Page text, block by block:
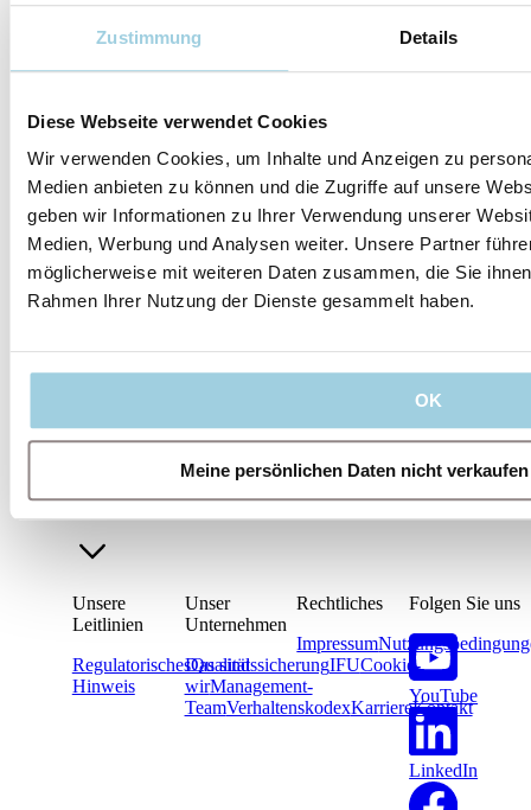
Zustimmung Details
Diese Webseite verwendet Cookies
Wir verwenden Cookies, um Inhalte und Anzeigen zu
Medien anbieten zu können und die Zugriffe auf unsere
geben wir Informationen zu Ihrer Verwendung unserer
Medien, Werbung und Analysen weiter. Unsere Partner
möglicherweise mit weiteren Daten zusammen, die Sie
Rahmen Ihrer Nutzung der Dienste gesammelt haben.
OK
Meine persönlichen Daten nicht
Unsere Leitlinien
Unser Unternehmen
Folgen Sie uns
Unsere
Leitlinien
RegulatorischesQualitätssicherungIFUCookie-
Hinweis
Unser
Unternehmen
Das sind
wirManagement-
TeamVerhaltenskodexKarriereKontakt
Rechtliches
Impressum
Folgen Sie uns
YouTube
LinkedIn